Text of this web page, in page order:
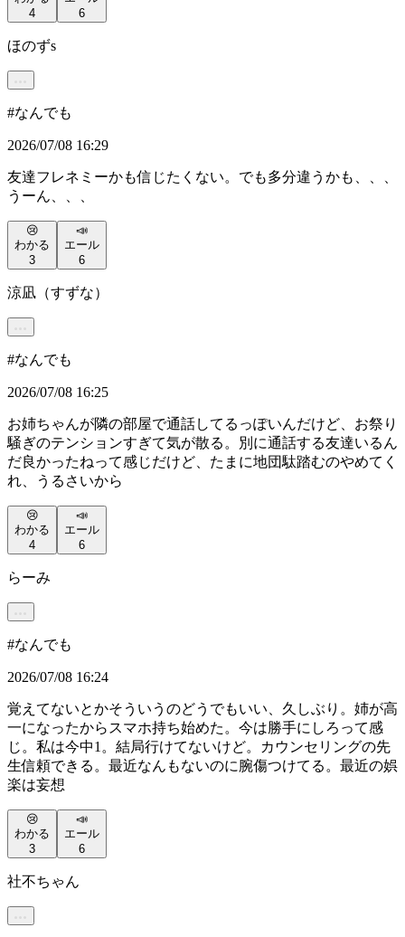
4
6
ほのずs
#なんでも
2026/07/08 16:29
友達フレネミーかも信じたくない。でも多分違うかも、、、
うーん、、、
😢
わかる
3
📣
エール
6
涼凪（すずな）
#なんでも
2026/07/08 16:25
お姉ちゃんが隣の部屋で通話してるっぽいんだけど、お祭り
騒ぎのテンションすぎて気が散る。別に通話する友達いるん
だ良かったねって感じだけど、たまに地団駄踏むのやめてく
れ、うるさいから
😢
わかる
4
📣
エール
6
らーみ
#なんでも
2026/07/08 16:24
覚えてないとかそういうのどうでもいい、久しぶり。姉が高
一になったからスマホ持ち始めた。今は勝手にしろって感
じ。私は今中1。結局行けてないけど。カウンセリングの先
生信頼できる。最近なんもないのに腕傷つけてる。最近の娯
楽は妄想
😢
わかる
3
📣
エール
6
社不ちゃん